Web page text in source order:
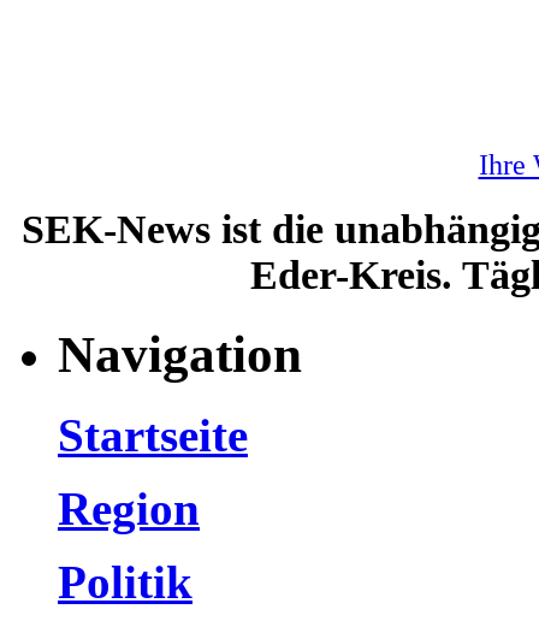
Ihre
SEK-News ist die
Eder-Kreis.
Navigation
Startseite
Region
Politik